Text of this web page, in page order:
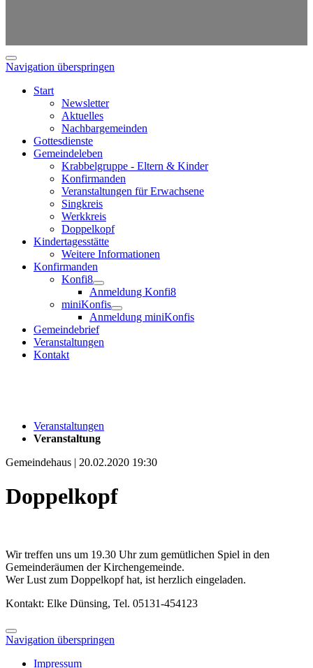
Navigation überspringen
Start
Newsletter
Aktuelles
Nachbargemeinden
Gottesdienste
Gemeindeleben
Krabbelgruppe - Eltern & Kinder
Konfirmanden
Veranstaltungen für Erwachsene
Singkreis
Werkkreis
Doppelkopf
Kindertagesstätte
Weitere Informationen
Konfirmanden
Konfi8
Anmeldung Konfi8
miniKonfis
Anmeldung miniKonfis
Gemeindebrief
Veranstaltungen
Kontakt
Veranstaltungen
Veranstaltung
Gemeindehaus | 20.02.2020 19:30
Doppelkopf
Wir treffen uns um 19.30 Uhr zum gemütlichen Spiel in den
Gemeinderäumen der Kirchengemeinde.
Wer Lust zum Doppelkopf hat, ist herzlich eingeladen.
Kontakt: Elke Dünsing, Tel. 05131-454123
Navigation überspringen
Impressum